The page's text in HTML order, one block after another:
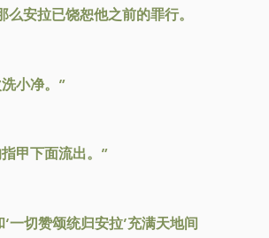
安拉已饶恕他之前的罪行。
小净。”
甲下面流出。”
一切赞颂统归安拉’充满天地间